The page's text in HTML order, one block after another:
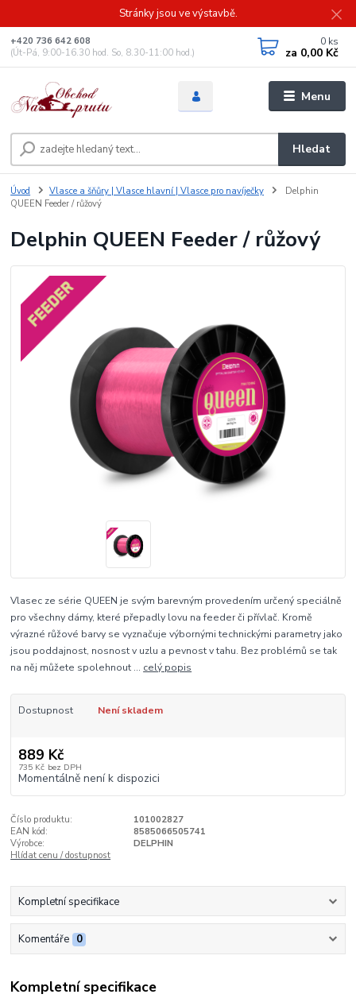
Stránky jsou ve výstavbě.
Menu
Hledat
+420 736 642 608
(Út-Pá, 9:00-16.30 hod. So, 8.30-11:00 hod.)
0 ks
za 0,00 Kč
Úvod Vlasce a šňůry | Vlasce hlavní | Vlasce pro navíječky
Delphin
QUEEN Feeder / růžový
Delphin QUEEN Feeder / růžový
Vlasec ze série QUEEN je svým barevným provedením určený speciálně
pro všechny dámy, které přepadly lovu na feeder či přívlač. Kromě
výrazné růžové barvy se vyznačuje výbornými technickými parametry jako
jsou poddajnost, nosnost v uzlu a pevnost v tahu. Bez problémů se tak
na něj můžete spolehnout ... celý popis
Dostupnost Není skladem
889 Kč
735 Kč bez DPH
Momentálně není k dispozici
Číslo produktu:
101002827
EAN kód:
8585066505741
Výrobce:
DELPHIN
Hlídat cenu / dostupnost
Kompletní specifikace
Komentáře 0
Kompletní specifikace